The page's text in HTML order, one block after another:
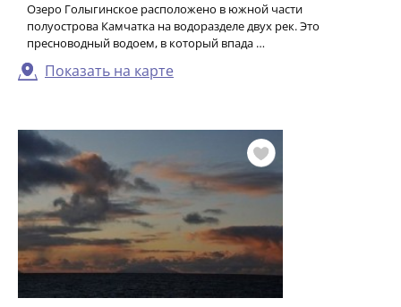
Озеро Голыгинское расположено в южной части
полуострова Камчатка на водоразделе двух рек. Это
пресноводный водоем, в который впада …
Показать на карте